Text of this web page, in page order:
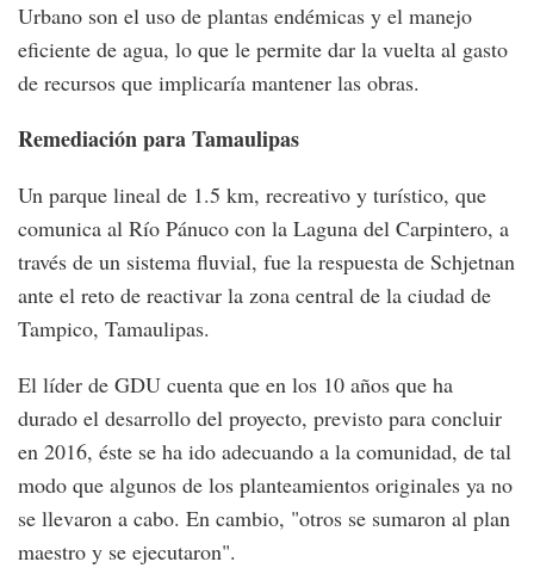
Urbano son el uso de plantas endémicas y el manejo
eficiente de agua, lo que le permite dar la vuelta al gasto
de recursos que implicaría mantener las obras.
Remediación para Tamaulipas
Un parque lineal de 1.5 km, recreativo y turístico, que
comunica al Río Pánuco con la Laguna del Carpintero, a
través de un sistema fluvial, fue la respuesta de Schjetnan
ante el reto de reactivar la zona central de la ciudad de
Tampico, Tamaulipas.
El líder de GDU cuenta que en los 10 años que ha
durado el desarrollo del proyecto, previsto para concluir
en 2016, éste se ha ido adecuando a la comunidad, de tal
modo que algunos de los planteamientos originales ya no
se llevaron a cabo. En cambio, "otros se sumaron al plan
maestro y se ejecutaron".